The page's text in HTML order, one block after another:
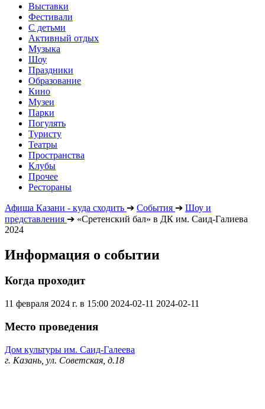
Выставки
Фестивали
С детьми
Активный отдых
Музыка
Шоу
Праздники
Образование
Кино
Музеи
Парки
Погулять
Туристу
Театры
Пространства
Клубы
Прочее
Рестораны
Афиша Казани - куда сходить ➔ События ➔ Шоу и
представления ➔ «Сретенский бал» в ДК им. Саид-Галиева
2024
Информация о событии
Когда проходит
11 февраля 2024 г. в 15:00 2024-02-11 2024-02-11
Место проведения
Дом культуры им. Саид-Галеева
г. Казань, ул. Советская, д.18